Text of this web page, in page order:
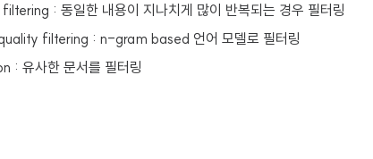
: 동일한 내용이 지나치게 많이 반복되는 경우 필터링
filtering : n-gram based 언어 모델로 필터링
: 유사한 문서를 필터링